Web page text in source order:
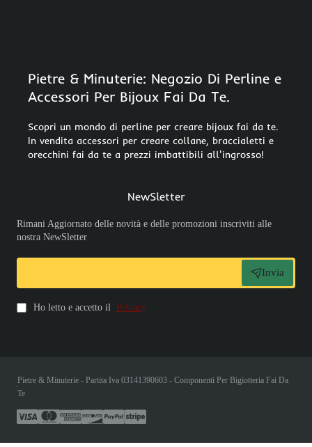
Pietre & Minuterie: Negozio Di Perline e
Accessori Per Bijoux Fai Da Te.
Scopri un mondo di perline per creare bijoux fai da te.
In vendita accessori per creare collane, braccialetti e
orecchini fai da te a prezzi imbattibili all'ingrosso!
NewSletter
Rimani Aggiornato delle novità e delle promozioni inscriviti alle
nostra NewSletter
Invia
Ho letto e accetto il Privacy
Pietre & Minuterie - Partita Iva 03141390603 - Componenti Per Bigiotteria Fai Da
Te